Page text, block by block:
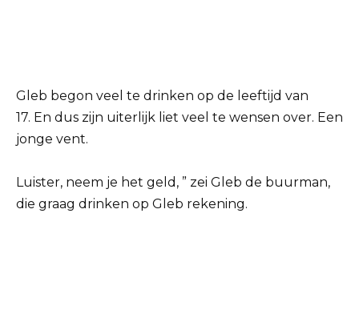
Gleb begon veel te drinken op de leeftijd van
17. En dus zijn uiterlijk liet veel te wensen over. Een
jonge vent.
Luister, neem je het geld, ” zei Gleb de buurman,
die graag drinken op Gleb rekening.